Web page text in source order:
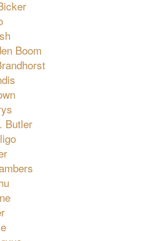
Boom
Butler